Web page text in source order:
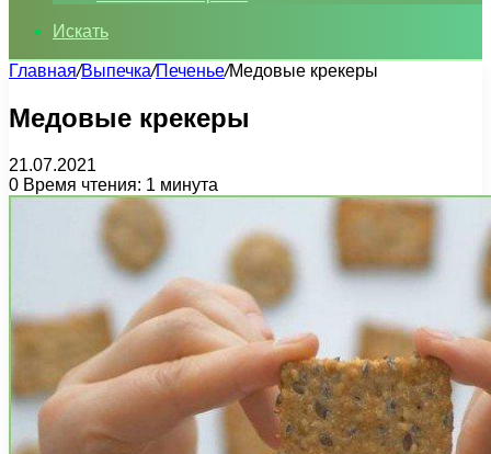
Искать
Главная/Выпечка/Печенье/Медовые крекеры
Медовые крекеры
21.07.2021
0 Время чтения: 1 минута